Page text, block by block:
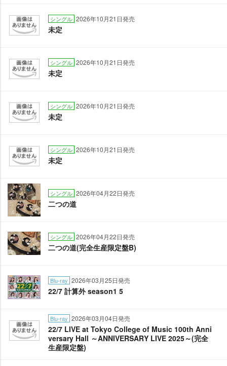
シングル 2026年10月21日発売
未定
シングル 2026年10月21日発売
未定
シングル 2026年10月21日発売
未定
シングル 2026年10月21日発売
未定
シングル 2026年04月22日発売
二つの道
シングル 2026年04月22日発売
二つの道(完全生産限定盤B)
Blu-ray 2026年03月25日発売
22/7 計算外 season1 5
Blu-ray 2026年03月04日発売
22/7 LIVE at Tokyo College of Music 100th Anni
versary Hall ～ANNIVERSARY LIVE 2025～(完全
生産限定盤)